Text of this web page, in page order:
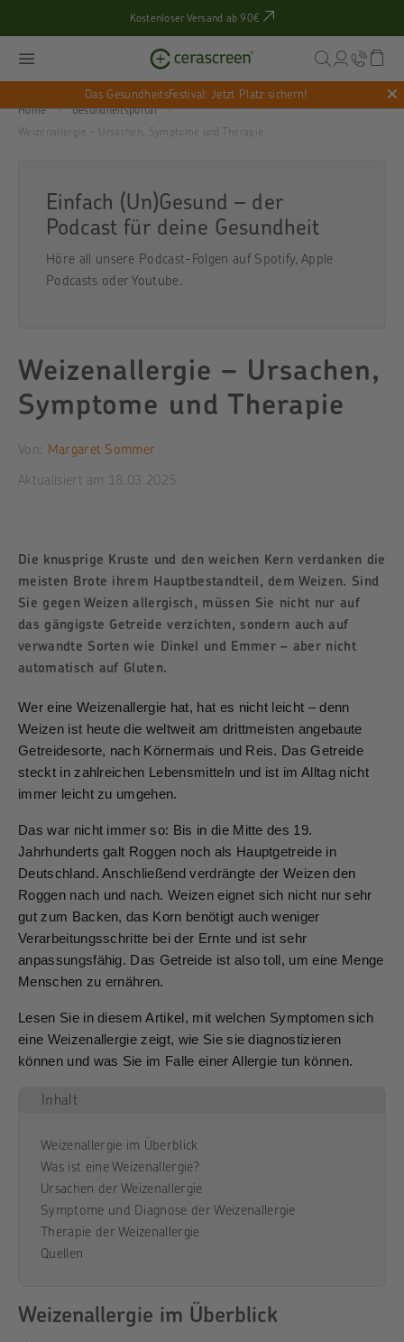
Kostenloser Versand ab 90€
Das GesundheitsFestival: Jetzt Platz sichern!
Home
Gesundheitsportal
Weizenallergie – Ursachen, Symptome und Therapie
Einfach (Un)Gesund – der
Podcast für deine Gesundheit
Höre all unsere Podcast-Folgen auf Spotify,Apple
Podcasts oderYoutube.
Weizenallergie – Ursachen,
Symptome und Therapie
Von: Margaret Sommer
Aktualisiert am 18.03.2025
Die knusprige Kruste und den weichen Kern verdanken die
meisten Brote ihrem Hauptbestandteil, dem Weizen. Sind
Sie gegen Weizen allergisch, müssen Sie nicht nur auf
das gängigste Getreide verzichten, sondern auch auf
verwandte Sorten wie Dinkel und Emmer – aber nicht
automatisch auf Gluten.
Wer eine Weizenallergie hat, hat es nicht leicht – denn
Weizen ist heute die weltweit am drittmeisten angebaute
Getreidesorte, nach Körnermais und Reis. Das Getreide
steckt in zahlreichen Lebensmitteln und ist im Alltag nicht
immer leicht zu umgehen.
Das war nicht immer so: Bis in die Mitte des 19.
Jahrhunderts galt Roggen noch als Hauptgetreide in
Deutschland. Anschließend verdrängte der Weizen den
Roggen nach und nach. Weizen eignet sich nicht nur sehr
gut zum Backen, das Korn benötigt auch weniger
Verarbeitungsschritte bei der Ernte und ist sehr
anpassungsfähig. Das Getreide ist also toll, um eine Menge
Menschen zu ernähren.
Lesen Sie in diesem Artikel, mit welchen Symptomen sich
eine Weizenallergie zeigt, wie Sie sie diagnostizieren
können und was Sie im Falle einer Allergie tun können.
Inhalt
Weizenallergie im Überblick
Was ist eine Weizenallergie?
Ursachen der Weizenallergie
Symptome und Diagnose der Weizenallergie
Therapie der Weizenallergie
Quellen
Weizenallergie im Überblick